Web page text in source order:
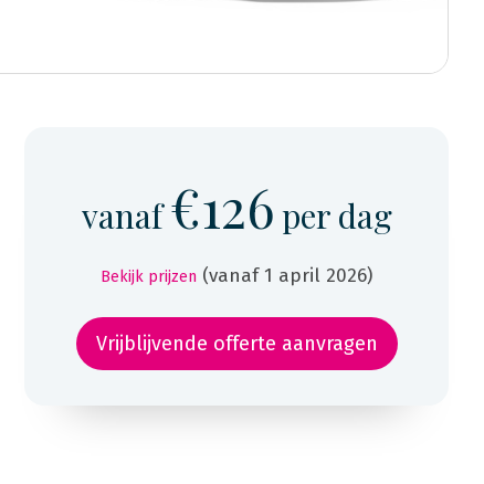
vanaf€126 per dag
Bekijk prijzen (vanaf 1 april 2026)
Vrijblijvende offerte aanvragen